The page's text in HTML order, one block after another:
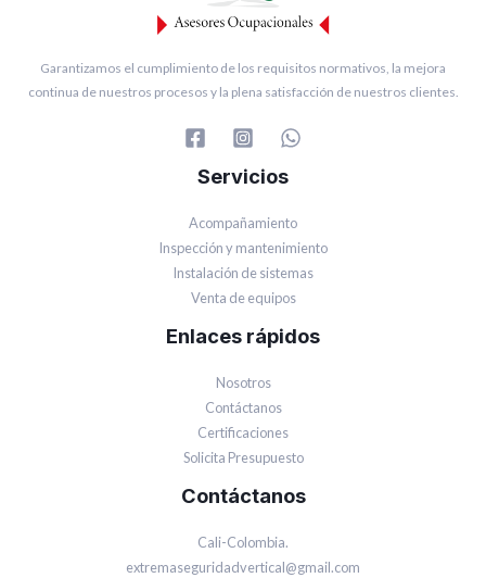
Garantizamos el cumplimiento de los requisitos normativos, la mejora
continua de nuestros procesos y la plena satisfacción de nuestros clientes.
Servicios
Acompañamiento
Inspección y mantenimiento
Instalación de sistemas
Venta de equipos
Enlaces rápidos
Nosotros
Contáctanos
Certificaciones
Solicita Presupuesto
Contáctanos
Cali-Colombia.
extremaseguridadvertical@gmail.com